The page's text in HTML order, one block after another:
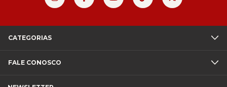
CATEGORIAS
FALE CONOSCO